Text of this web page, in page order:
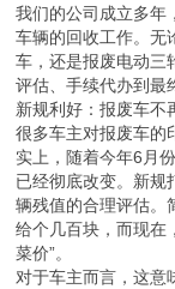
我们的公司成立多年
车辆的回收工作。无
车，还是报废电动三
评估、手续代办到最
新规利好：报废车不
很多车主对报废车的
实上，随着今年6月
已经彻底改变。新规
辆残值的合理评估。
给个几百块，而现在
菜价”。
对于车主而言，这意